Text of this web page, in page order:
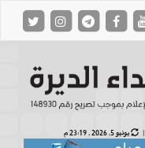
يونيو 5, 2026 , 23:19 م